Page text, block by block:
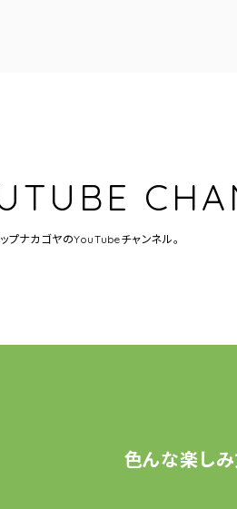
プナカゴヤのYouTubeチャンネル。
色んな楽し